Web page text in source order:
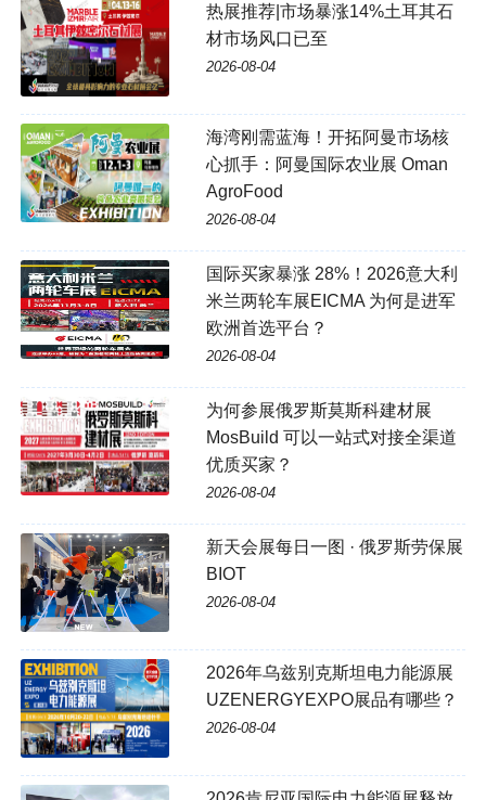
热展推荐|市场暴涨14%土耳其石
材市场风口已至
2026-08-04
海湾刚需蓝海！开拓阿曼市场核
心抓手：阿曼国际农业展 Oman
AgroFood
2026-08-04
国际买家暴涨 28%！2026意大利
米兰两轮车展EICMA 为何是进军
欧洲首选平台？
2026-08-04
为何参展俄罗斯莫斯科建材展
MosBuild 可以一站式对接全渠道
优质买家？
2026-08-04
新天会展每日一图 · 俄罗斯劳保展
BIOT
2026-08-04
2026年乌兹别克斯坦电力能源展
UZENERGYEXPO展品有哪些？
2026-08-04